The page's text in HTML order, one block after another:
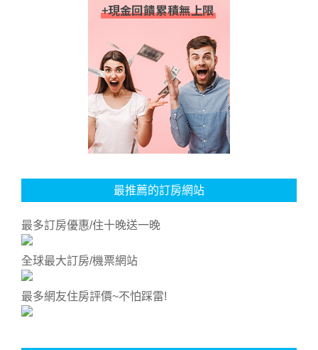
最推薦的訂房網站
最多訂房優惠/住十晚送一晚
全球最大訂房/機票網站
最多網友住房評價~不怕踩雷!